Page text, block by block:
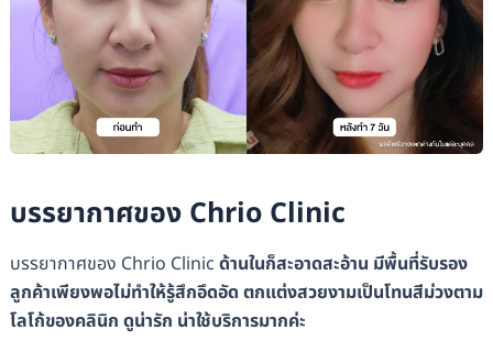
บรรยากาศของ Chrio Clinic
บรรยากาศของ Chrio Clinic ด้านในก็สะอาดสะอ้าน มีพื้นที่รับรอง
ลูกค้าเพียงพอไม่ทำให้รู้สึกอึดอัด ตกแต่งสวยงามเป็นโทนสีม่วงตาม
โลโก้ของคลินิก ดูน่ารัก น่าใช้บริการมากค่ะ